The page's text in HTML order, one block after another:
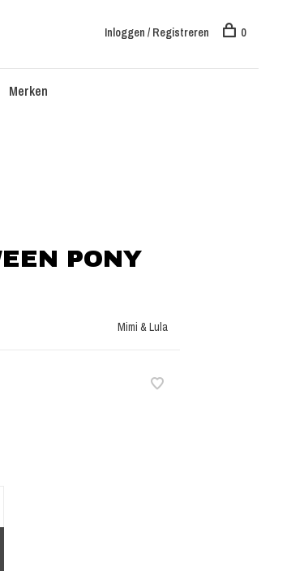
Merken
Inloggen / Registreren 0
PONY
Mimi & Lula